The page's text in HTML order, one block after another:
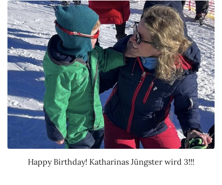
Happy Birthday! Katharinas Jüngster wird 3!!!